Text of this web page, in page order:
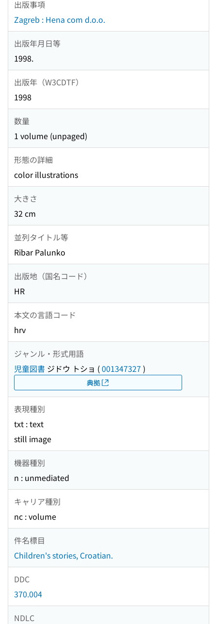
出版事項
Zagreb : Hena com d.o.o.
出版年月日等
1998.
出版年（W3CDTF）
1998
数量
1 volume (unpaged)
形態の詳細
color illustrations
大きさ
32 cm
並列タイトル等
Ribar Palunko
出版地（国名コード）
HR
本文の言語コード
hrv
ジャンル・形式用語
児童図書 ジドウ トショ (001347327 )
典拠
表現種別
txt : text
still image
機器種別
n : unmediated
キャリア種別
nc : volume
件名標目
Children's stories, Croatian.
DDC
370.004
NDLC